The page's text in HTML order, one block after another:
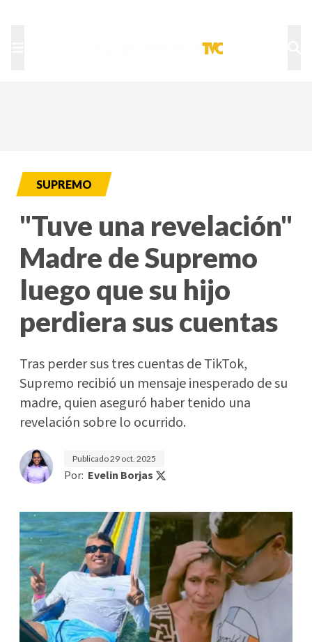
SUPREMO
"Tuve una revelación"
Madre de Supremo
luego que su hijo
perdiera sus cuentas
Tras perder sus tres cuentas de TikTok,
Supremo recibió un mensaje inesperado de su
madre, quien aseguró haber tenido una
revelación sobre lo ocurrido.
Publicado29 oct. 2025
Por: Evelin Borjas